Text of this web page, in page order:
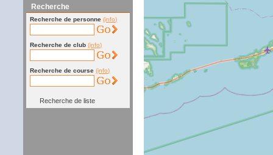
Recherche
Recherche de personne (info)
Recherche de club (info)
Recherche de course (info)
Recherche de liste